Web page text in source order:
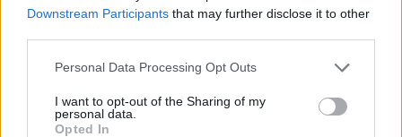
Downstream Participants that may further disclose it to other
Personal Data Processing Opt Outs
I want to opt-out of the Sharing of my
personal data.
Opted In